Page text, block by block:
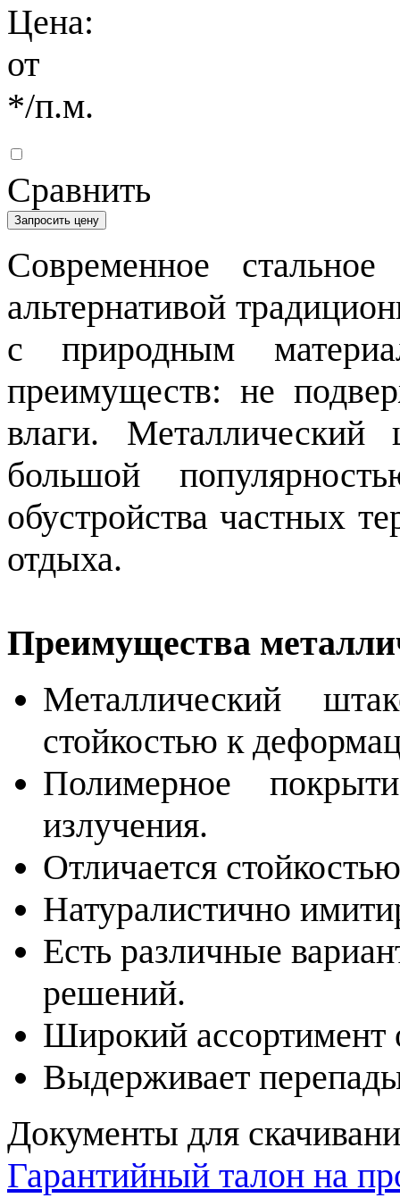
Цена:
от
*/п.м.
Сравнить
Запросить цену
Современное
альтернативой
с природным
преимуществ: не
влаги.
большой
обустройства частных
отдыха.
Преимущества
Металлический
стойкостью к
Полимерное
излучения.
Отличается
Натуралистично
Есть различные
решений.
Широкий ассортимент
Выдерживает
Документы для
Гарантийный талон на